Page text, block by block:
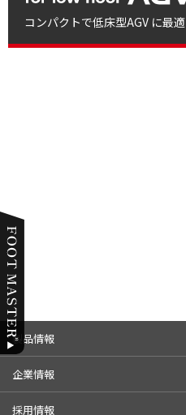
コンパクトで低床型AGV に最適
製品情報
企業情報
採用情報